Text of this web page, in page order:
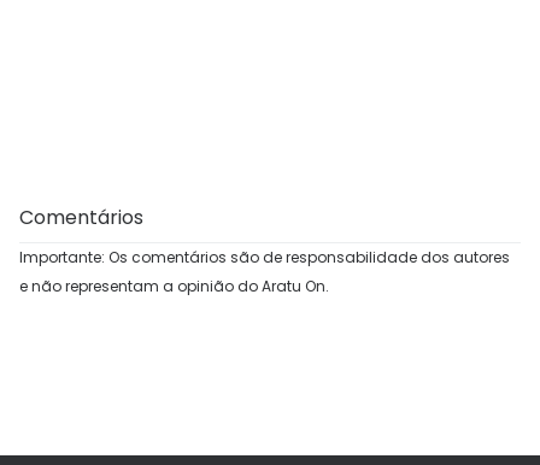
Comentários
Importante: Os comentários são de responsabilidade dos autores
e não representam a opinião do Aratu On.